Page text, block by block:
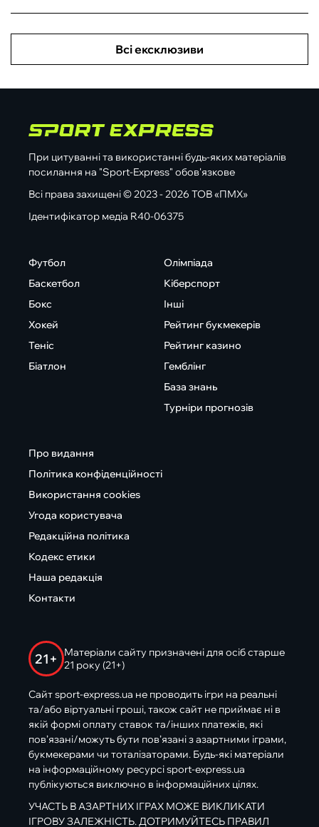
Всі ексклюзиви
При цитуванні та використанні будь-яких матеріалів
посилання на "Sport-Express" обов'язкове
Всі права захищені © 2023 - 2026 ТОВ «ПМХ»
Ідентифікатор медіа R40-06375
Футбол
Баскетбол
Бокс
Хокей
Теніс
Біатлон
Олімпіада
Кіберспорт
Інші
Рейтинг букмекерів
Рейтинг казино
Гемблінг
База знань
Турніри прогнозів
Про видання
Політика конфіденційності
Використання cookies
Угода користувача
Редакційна політика
Кодекс етики
Наша редакція
Контакти
21+
Матеріали сайту призначені для осіб старше
21 року (21+)
Сайт sport-express.ua не проводить ігри на реальні
та/або віртуальні гроші, також сайт не приймає ні в
якій формі оплату ставок та/інших платежів, які
пов’язані/можуть бути пов’язані з азартними іграми,
букмекерами чи тоталізаторами. Будь-які матеріали
на інформаційному ресурсі sport-express.ua
публікуються виключно в інформаційних цілях.
УЧАСТЬ В АЗАРТНИХ ІГРАХ МОЖЕ ВИКЛИКАТИ
ІГРОВУ ЗАЛЕЖНІСТЬ. ДОТРИМУЙТЕСЬ ПРАВИЛ